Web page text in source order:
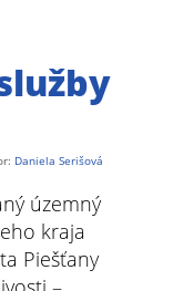
Daniela Serišová
územný
kraja
Piešťany